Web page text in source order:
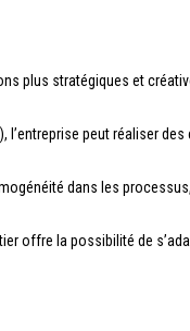
plus stratégiques et
l’entreprise peut réaliser
dans les
offre la possibilité de